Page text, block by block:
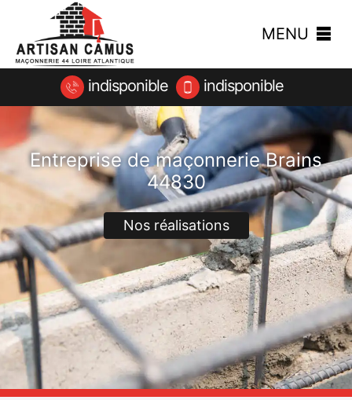
MENU
indisponible indisponible
Entreprise de maçonnerie Brains
44830
Nos réalisations